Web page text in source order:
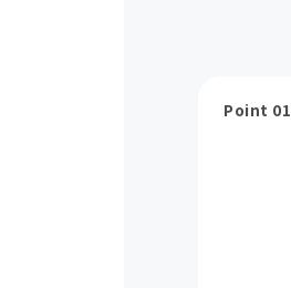
Point 01